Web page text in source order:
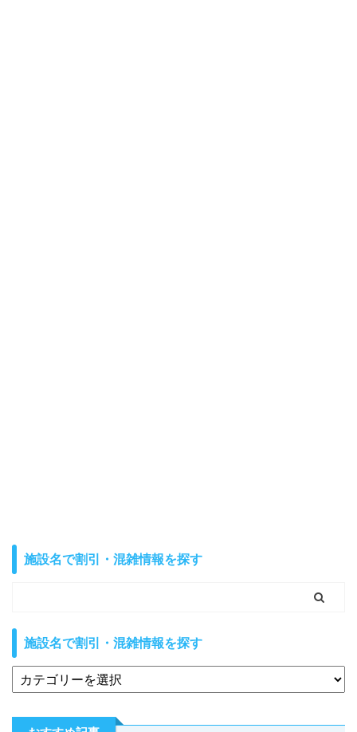
施設名で割引・混雑情報を探す
施設名で割引・混雑情報を探す